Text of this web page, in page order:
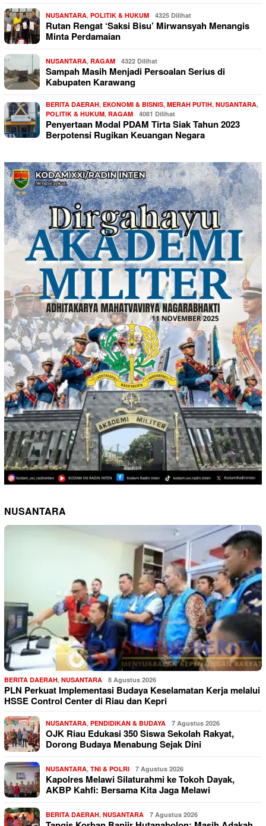
NUSANTARA, POLITIK & HUKUM 4325 Dilihat
Rutan Rengat ‘Saksi Bisu’ Mirwansyah Menangis
Minta Perdamaian
NUSANTARA, RAGAM 4322 Dilihat
Sampah Masih Menjadi Persoalan Serius di
Kabupaten Karawang
BERITA DAERAH, EKONOMI & BISNIS, MERAH PUTIH, NUSANTARA,
POLITIK & HUKUM, RAGAM 4081 Dilihat
Penyertaan Modal PDAM Tirta Siak Tahun 2023
Berpotensi Rugikan Keuangan Negara
NUSANTARA
BERITA DAERAH, NUSANTARA 8 Agustus 2026
PLN Perkuat Implementasi Budaya Keselamatan Kerja melalui
HSSE Control Center di Riau dan Kepri
NUSANTARA, PENDIDIKAN & BUDAYA 7 Agustus 2026
OJK Riau Edukasi 350 Siswa Sekolah Rakyat,
Dorong Budaya Menabung Sejak Dini
NUSANTARA, TNI & POLRI 7 Agustus 2026
Kapolres Melawi Silaturahmi ke Tokoh Dayak,
AKBP Kahfi: Bersama Kita Jaga Melawi
BERITA DAERAH, NUSANTARA 7 Agustus 2026